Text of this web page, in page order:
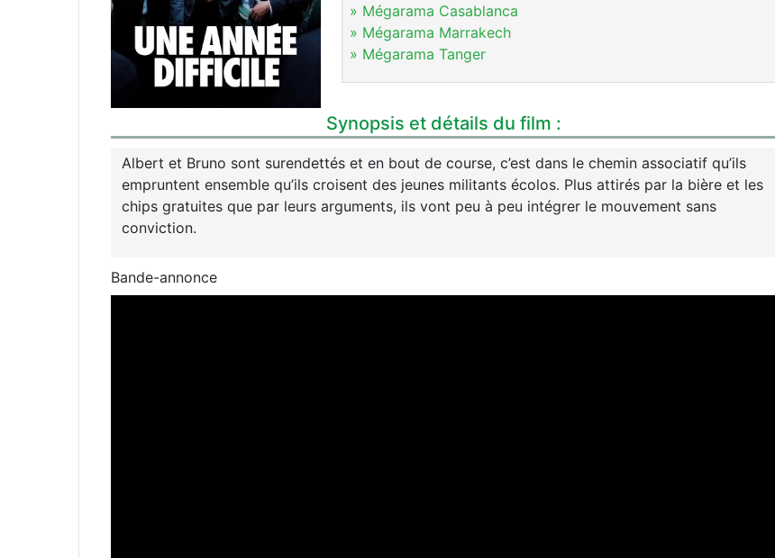
» Mégarama Casablanca
» Mégarama Marrakech
» Mégarama Tanger
Synopsis et détails du film :
Albert et Bruno sont surendettés et en bout de course, c’est dans le chemin associatif qu’ils
empruntent ensemble qu’ils croisent des jeunes militants écolos. Plus attirés par la bière et les
chips gratuites que par leurs arguments, ils vont peu à peu intégrer le mouvement sans
conviction.
Bande-annonce